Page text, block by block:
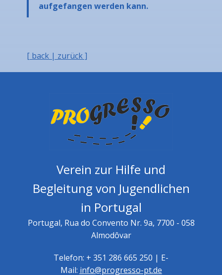
aufgefangen werden kann.
[ back | zurück ]
Verein zur Hilfe und
Begleitung von Jugendlichen
in Portugal
Portugal, Rua do Convento Nr. 9a, 7700 - 058
Almodôvar
Telefon: + 351 286 665 250 | E-
Mail: info@progresso-pt.de